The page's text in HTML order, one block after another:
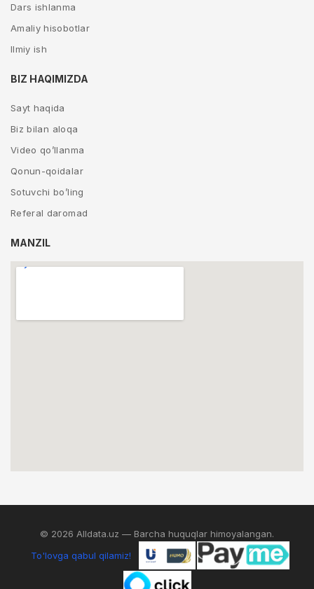
Dars ishlanma
Amaliy hisobotlar
Ilmiy ish
BIZ HAQIMIZDA
Sayt haqida
Biz bilan aloqa
Video qo’llanma
Qonun-qoidalar
Sotuvchi bo’ling
Referal daromad
MANZIL
© 2026 Alldata.uz — Barcha huquqlar himoyalangan.
To'lovga qabul qilamiz!